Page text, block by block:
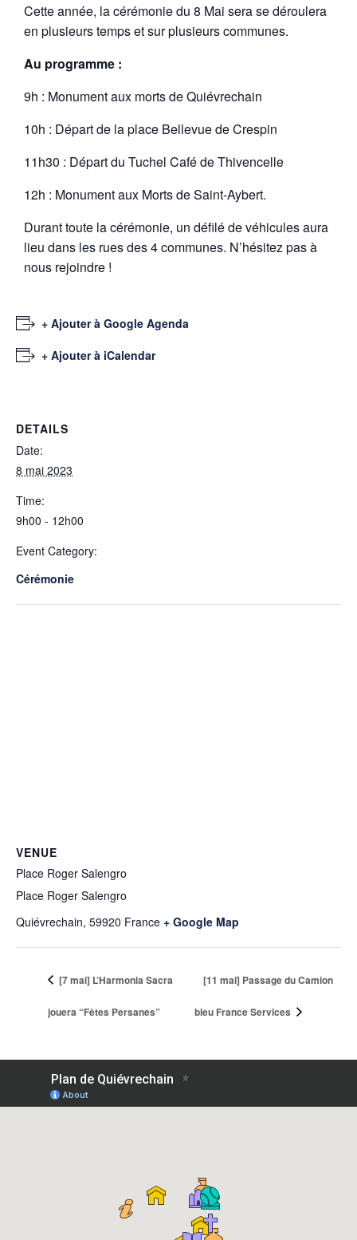
Cette année, la cérémonie du 8 Mai sera se déroulera
en plusieurs temps et sur plusieurs communes.
Au programme :
9h : Monument aux morts de Quiévrechain
10h : Départ de la place Bellevue de Crespin
11h30 : Départ du Tuchel Café de Thivencelle
12h : Monument aux Morts de Saint-Aybert.
Durant toute la cérémonie, un défilé de véhicules aura
lieu dans les rues des 4 communes. N’hésitez pas à
nous rejoindre !
+ Ajouter à Google Agenda
+ Ajouter à iCalendar
DETAILS
Date:
8 mai 2023
Time:
9h00 - 12h00
Event Category:
Cérémonie
VENUE
Place Roger Salengro
Place Roger Salengro
Quiévrechain, 59920 France + Google Map
[7 mai] L’Harmonia Sacra
jouera “Fêtes Persanes”
[11 mai] Passage du Camion
bleu France Services